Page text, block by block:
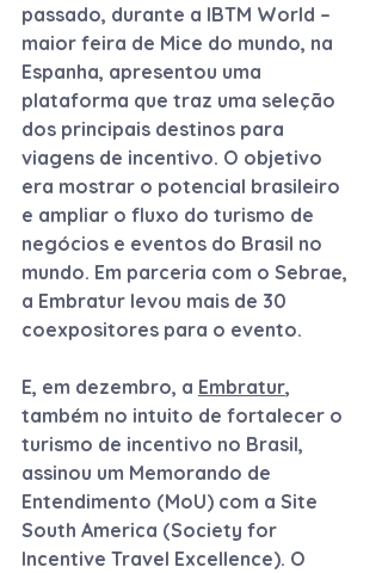
passado, durante a IBTM World –
maior feira de Mice do mundo, na
Espanha, apresentou uma
plataforma que traz uma seleção
dos principais destinos para
viagens de incentivo. O objetivo
era mostrar o potencial brasileiro
e ampliar o fluxo do turismo de
negócios e eventos do Brasil no
mundo. Em parceria com o Sebrae,
a Embratur levou mais de 30
coexpositores para o evento.
E, em dezembro, a Embratur,
também no intuito de fortalecer o
turismo de incentivo no Brasil,
assinou um Memorando de
Entendimento (MoU) com a Site
South America (Society for
Incentive Travel Excellence). O